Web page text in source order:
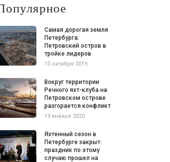
Самая дорогая земля
Петербурга:
Петровский остров в
тройке лидеров
10 октября 2019
Вокруг территории
Речного яхт-клуба на
Петровском острове
разгорается конфликт
13 января 2020
Яхтенный сезон в
Петербурге закрыт:
праздник по этому
случаю прошел на